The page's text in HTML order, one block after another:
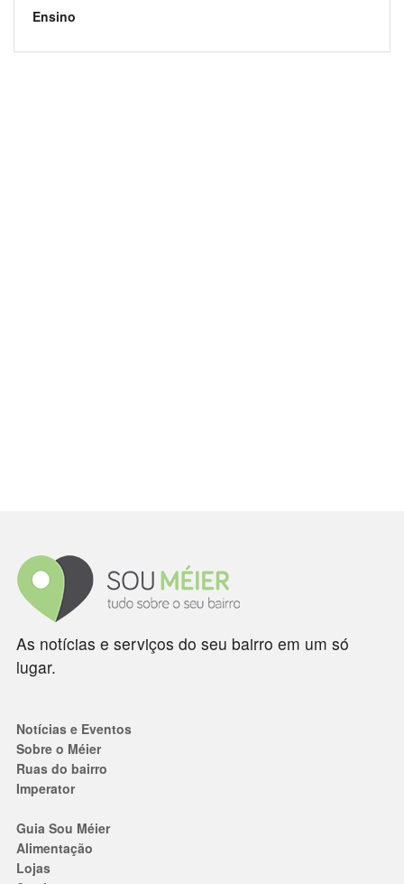
Ensino
As notícias e serviços do seu bairro em um só
lugar.
Notícias e Eventos
Sobre o Méier
Ruas do bairro
Imperator
Guia Sou Méier
Alimentação
Lojas